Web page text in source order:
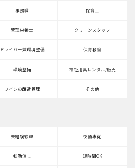
事務職 保育士
管理栄養士 クリーンスタッフ
ドライバー兼環境整備 保育教諭
環境整備 福祉用具レンタル/販売
ワインの醸造管理 その他
未経験歓迎 夜勤専従
転勤無し 短時間OK